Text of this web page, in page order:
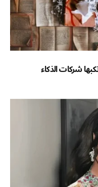
شركات الذكاء